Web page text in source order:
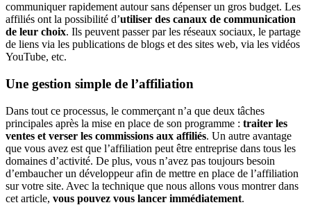
communiquer rapidement autour sans dépenser un gros budget. Les
affiliés ont la possibilité d’utiliser des canaux de communication
de leur choix. Ils peuvent passer par les réseaux sociaux, le partage
de liens via les publications de blogs et des sites web, via les vidéos
YouTube, etc.
Une gestion simple de l’affiliation
Dans tout ce processus, le commerçant n’a que deux tâches
principales après la mise en place de son programme : traiter les
ventes et verser les commissions aux affiliés. Un autre avantage
que vous avez est que l’affiliation peut être entreprise dans tous les
domaines d’activité. De plus, vous n’avez pas toujours besoin
d’embaucher un développeur afin de mettre en place de l’affiliation
sur votre site. Avec la technique que nous allons vous montrer dans
cet article, vous pouvez vous lancer immédiatement.